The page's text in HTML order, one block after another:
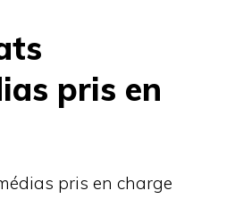
pris en
pris en charge